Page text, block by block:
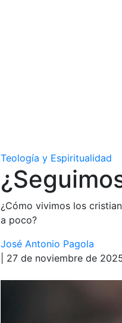
Teología y Espiritualidad
¿Cómo vivimos los
a poco?
José Antonio Pagola
| 27 de noviembre de